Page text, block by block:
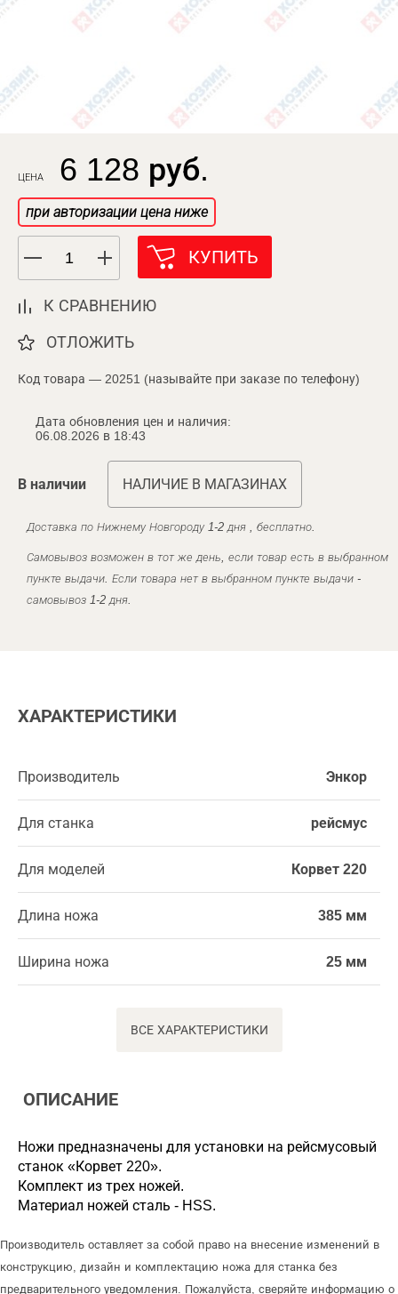
ЦЕНА 6 128 руб.
при авторизации цена ниже
КУПИТЬ
К СРАВНЕНИЮ
ОТЛОЖИТЬ
Код товара — 20251 (называйте при заказе по телефону)
Дата обновления цен и наличия:
06.08.2026 в 18:43
В наличии НАЛИЧИЕ В МАГАЗИНАХ
Доставка по Нижнему Новгороду 1-2 дня , бесплатно.
Самовывоз возможен в тот же день, если товар есть в выбранном
пункте выдачи. Если товара нет в выбранном пункте выдачи -
самовывоз 1-2 дня.
ХАРАКТЕРИСТИКИ
Производитель Энкор
Для станка рейсмус
Для моделей Корвет 220
Длина ножа 385 мм
Ширина ножа 25 мм
ВСЕ ХАРАКТЕРИСТИКИ
ОПИСАНИЕ
Ножи предназначены для установки на рейсмусовый
станок «Корвет 220».
Комплект из трех ножей.
Материал ножей сталь - HSS.
Производитель оставляет за собой право на внесение изменений в
конструкцию, дизайн и комплектацию ножа для станка без
предварительного уведомления. Пожалуйста, сверяйте информацию о